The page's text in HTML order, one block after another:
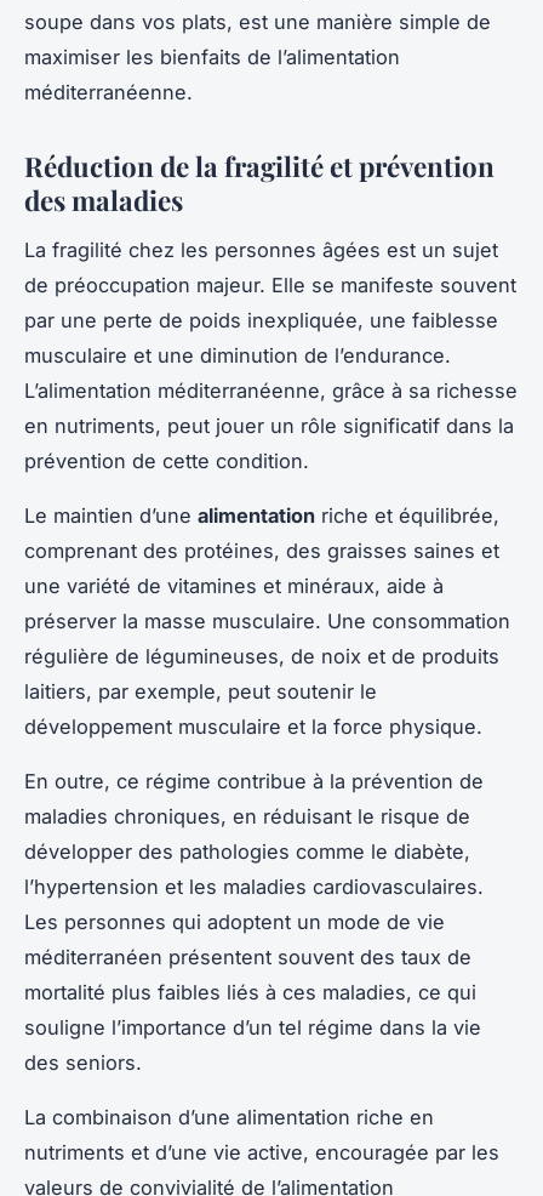
soupe dans vos plats, est une manière simple de
maximiser les bienfaits de l’alimentation
méditerranéenne.
Réduction de la fragilité et prévention
des maladies
La fragilité chez les personnes âgées est un sujet
de préoccupation majeur. Elle se manifeste souvent
par une perte de poids inexpliquée, une faiblesse
musculaire et une diminution de l’endurance.
L’alimentation méditerranéenne, grâce à sa richesse
en nutriments, peut jouer un rôle significatif dans la
prévention de cette condition.
Le maintien d’une alimentation riche et équilibrée,
comprenant des protéines, des graisses saines et
une variété de vitamines et minéraux, aide à
préserver la masse musculaire. Une consommation
régulière de légumineuses, de noix et de produits
laitiers, par exemple, peut soutenir le
développement musculaire et la force physique.
En outre, ce régime contribue à la prévention de
maladies chroniques, en réduisant le risque de
développer des pathologies comme le diabète,
l’hypertension et les maladies cardiovasculaires.
Les personnes qui adoptent un mode de vie
méditerranéen présentent souvent des taux de
mortalité plus faibles liés à ces maladies, ce qui
souligne l’importance d’un tel régime dans la vie
des seniors.
La combinaison d’une alimentation riche en
nutriments et d’une vie active, encouragée par les
valeurs de convivialité de l’alimentation